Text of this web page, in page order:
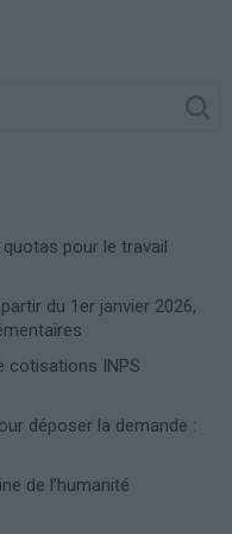
pour le travail
du 1er janvier 2026,
cotisations INPS
déposer la demande :
de l’humanité